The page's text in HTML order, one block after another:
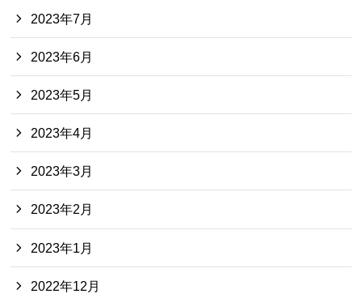
2023年7月
2023年6月
2023年5月
2023年4月
2023年3月
2023年2月
2023年1月
2022年12月